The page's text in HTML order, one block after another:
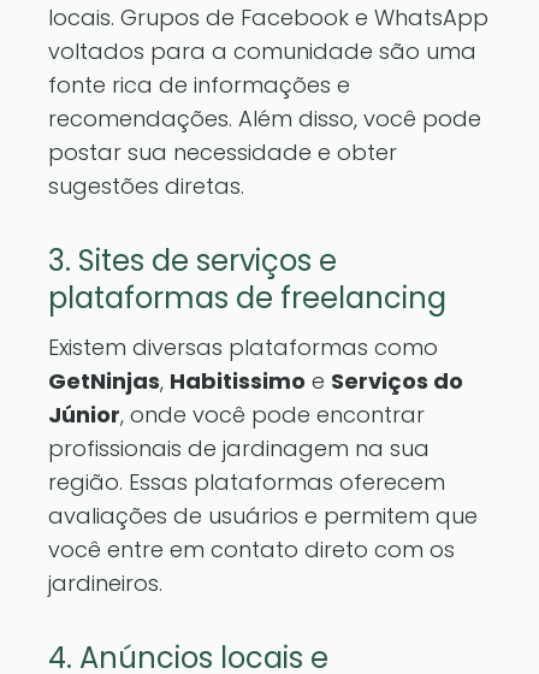
locais. Grupos de Facebook e WhatsApp
voltados para a comunidade são uma
fonte rica de informações e
recomendações. Além disso, você pode
postar sua necessidade e obter
sugestões diretas.
3. Sites de serviços e
plataformas de freelancing
Existem diversas plataformas como
GetNinjas, Habitissimo e Serviços do
Júnior, onde você pode encontrar
profissionais de jardinagem na sua
região. Essas plataformas oferecem
avaliações de usuários e permitem que
você entre em contato direto com os
jardineiros.
4. Anúncios locais e